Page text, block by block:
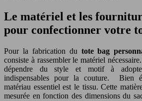
Le matériel et les
pour confectionner votre
Pour la fabrication du tote bag
consiste à rassembler le matériel
dépendre du style et motif à
indispensables pour la couture. Bien
matériau essentiel est le tissu. Cette
mesurée en fonction des dimensions du